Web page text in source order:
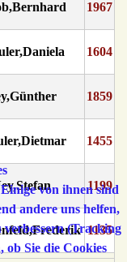
1967
1604
1859
1455
1199
1135
von ihnen sind
andere uns helfen,
verbessern (Tracking
ob Sie die Cookies